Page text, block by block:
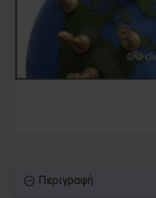
Περιγραφή